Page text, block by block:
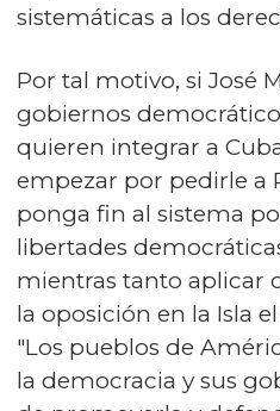
sistemáticas a los
Por tal motivo, si José
gobiernos
quieren integrar a
empezar por pedirle a
ponga fin al sistema
libertades
mientras tanto aplicar
la oposición en la Isla
"Los pueblos de
la democracia y sus